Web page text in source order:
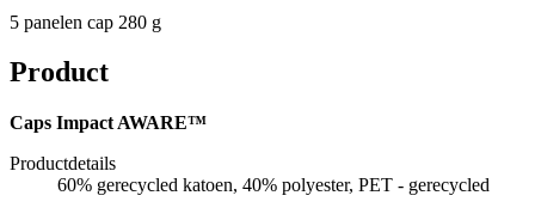
5 panelen cap 280 g
Product
Caps Impact AWARE™
Productdetails
60% gerecycled katoen, 40% polyester, PET - gerecycled